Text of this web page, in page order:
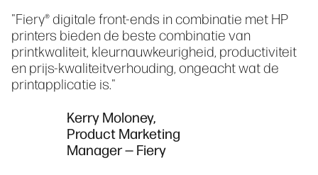
"Fiery® digitale front-ends in combinatie met HP
printers bieden de beste combinatie van
printkwaliteit, kleurnauwkeurigheid, productiviteit
en prijs-kwaliteitverhouding, ongeacht wat de
printapplicatie is."
Kerry Moloney,
Product Marketing
Manager — Fiery